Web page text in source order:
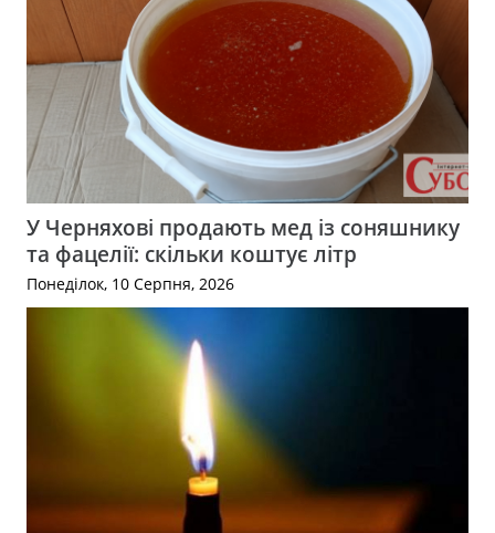
У Черняхові продають мед із соняшнику
та фацелії: скільки коштує літр
Понеділок, 10 Серпня, 2026